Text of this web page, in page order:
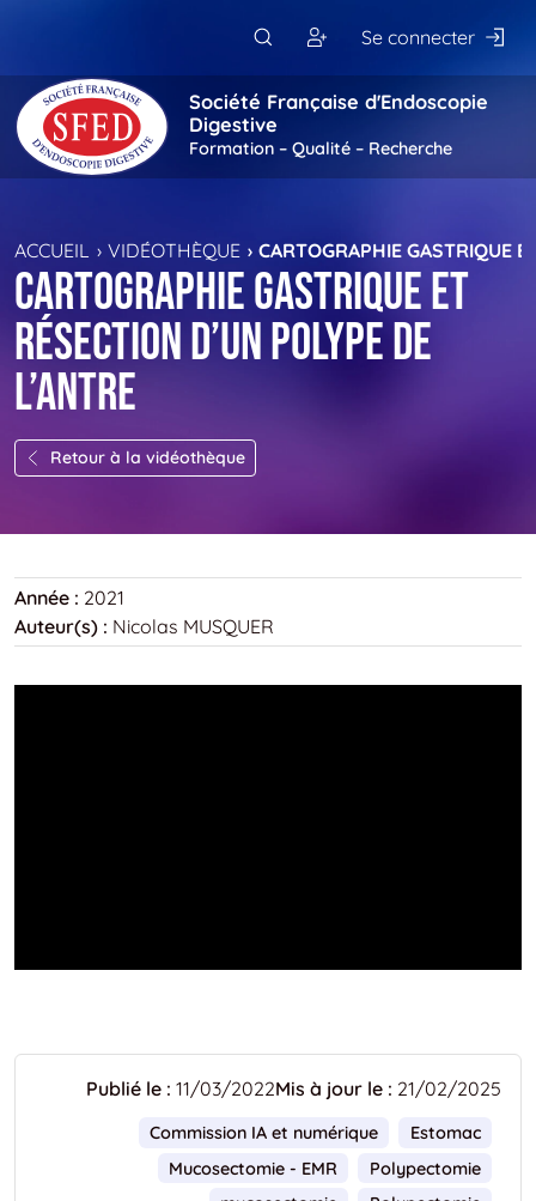
Se connecter
Société Française d'Endoscopie
Digestive
Formation – Qualité – Recherche
ACCUEIL VIDÉOTHÈQUE CARTOGRAPHIE GASTRIQUE
Cartographie gastrique et
résection d’un polype de
l’antre
Retour à la vidéothèque
Année : 2021
Auteur(s) : Nicolas MUSQUER
Publié le : 11/03/2022Mis à jour le : 21/02/2025
Commission IA et numérique
Estomac
Mucosectomie - EMR
Polypectomie